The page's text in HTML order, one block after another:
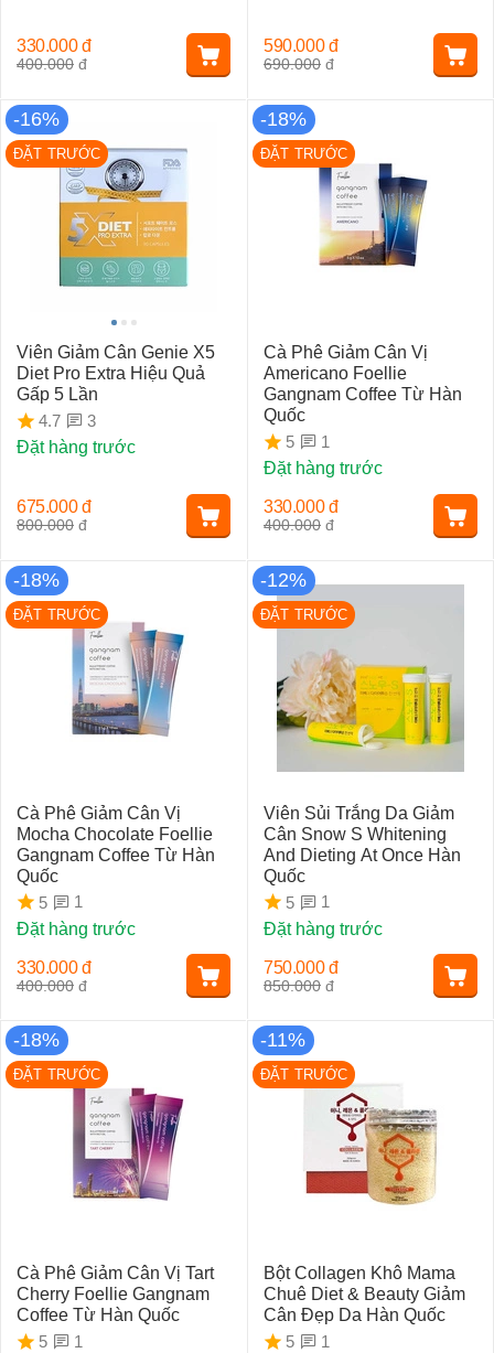
400.000 đ
330.000 đ
690.000 đ
590.000 đ
-16%
ĐẶT TRƯỚC
Viên Giảm Cân Genie X5
Diet Pro Extra Hiệu Quả
Gấp 5 Lần
4.7
3
Đặt hàng trước
800.000 đ
675.000 đ
-18%
ĐẶT TRƯỚC
Cà Phê Giảm Cân Vị
Americano Foellie
Gangnam Coffee Từ Hàn
Quốc
5
1
Đặt hàng trước
400.000 đ
330.000 đ
-18%
ĐẶT TRƯỚC
Cà Phê Giảm Cân Vị
Mocha Chocolate Foellie
Gangnam Coffee Từ Hàn
Quốc
5
1
Đặt hàng trước
400.000 đ
330.000 đ
-12%
ĐẶT TRƯỚC
Viên Sủi Trắng Da Giảm
Cân Snow S Whitening
And Dieting At Once Hàn
Quốc
5
1
Đặt hàng trước
850.000 đ
750.000 đ
-18%
ĐẶT TRƯỚC
Cà Phê Giảm Cân Vị Tart
Cherry Foellie Gangnam
Coffee Từ Hàn Quốc
5
1
-11%
ĐẶT TRƯỚC
Bột Collagen Khô Mama
Chuê Diet & Beauty Giảm
Cân Đẹp Da Hàn Quốc
5
1